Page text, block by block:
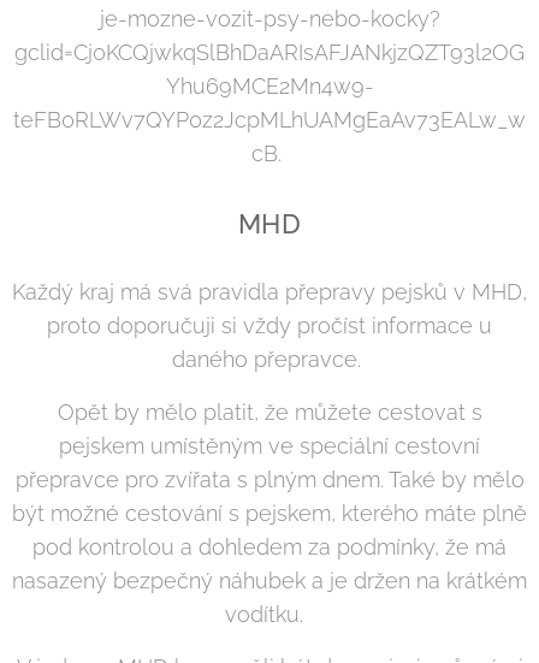
je-mozne-vozit-psy-nebo-kocky?
gclid=Cj0KCQjwkqSlBhDaARIsAFJANkjzQZT93l2OG
Yhu69MCE2Mn4w9-
teFB0RLWv7QYP0z2JcpMLhUAMgEaAv73EALw_w
cB.
MHD
Každý kraj má svá pravidla přepravy pejsků v MHD,
proto doporučuji si vždy pročíst informace u
daného přepravce.
Opět by mělo platit, že můžete cestovat s
pejskem umístěným ve speciální cestovní
přepravce pro zvířata s plným dnem. Také by mělo
být možné cestování s pejskem, kterého máte plně
pod kontrolou a dohledem za podmínky, že má
nasazený bezpečný náhubek a je držen na krátkém
vodítku.